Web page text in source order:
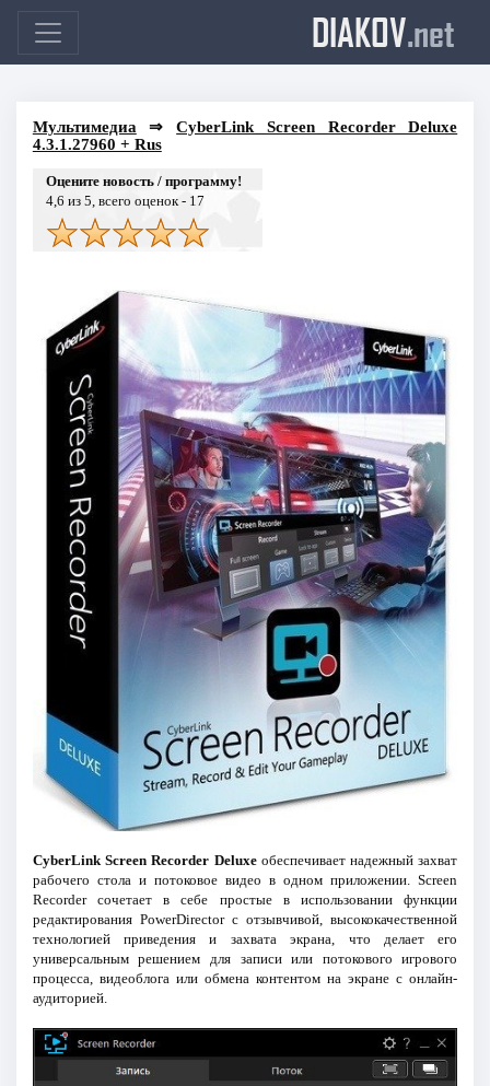
DIAKOV.net
Мультимедиа ⇒CyberLink Screen Recorder Deluxe
4.3.1.27960 + Rus
Оцените новость / программу!
4,6 из 5, всего оценок - 17
CyberLink Screen Recorder Deluxeобеспечивает надежный захват
рабочего стола и потоковое видео в одном приложении. Screen
Recorder сочетает в себе простые в использовании функции
редактирования PowerDirector с отзывчивой, высококачественной
технологией приведения и захвата экрана, что делает его
универсальным решением для записи или потокового игрового
процесса, видеоблога или обмена контентом на экране с онлайн-
аудиторией.